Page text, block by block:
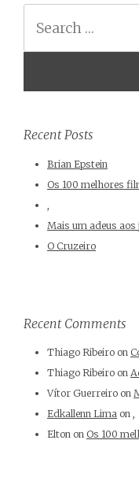
Recent Posts
Brian Epstein
Os 100 melhores
Mais um adeus aos
O Cruzeiro
Recent Comments
Thiago Ribeiro on
Thiago Ribeiro on
Vítor Guerreiro on
Edkallenn Lima on ,
Elton on Os 100